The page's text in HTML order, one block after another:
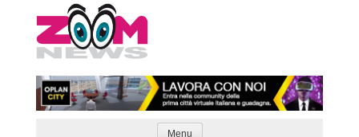
to
content
Menu